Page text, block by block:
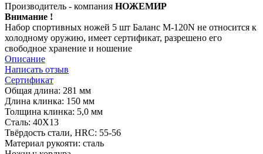
Производитель - компания НОЖЕМИР
Внимание !
Набор спортивных ножей 5 шт Баланс M-120N не относится к
холодному оружию, имеет сертификат, разрешено его
свободное хранение и ношение
Описание
Написать отзыв
Сертификат
Общая длина: 281 мм
Длина клинка: 150 мм
Толщина клинка: 5,0 мм
Сталь: 40Х13
Твёрдость стали, HRC: 55-56
Материал рукояти: сталь